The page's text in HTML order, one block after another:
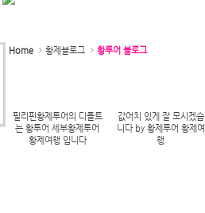
Home 황제블로그 황투어 블로그
필리핀황제투어의 디폴트
는 황투어 세부황제투어
황제여행 입니다
값어치 있게 잘 모시겠습
니다 by 황제투어 황제여
행